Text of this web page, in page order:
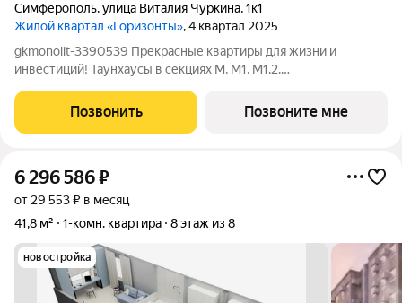
Симферополь,улица Виталия Чуркина,1к1
Жилой квартал «Горизонты», 4 квартал 2025
gkmonolit-3390539 Прекрасные квартиры для жизни и
инвестиций! Таунхаусы в секциях М, М1, М1.2.
станут BBQ-зона и отдельный вход. Квартир в комплексе 296
Высота потолков 2,85 Добавляйте объявление в
Позвонить Позвоните мне
6 296 586₽
от 29 553 ₽ в месяц
41,8 м²
1-комн. квартира 8 этаж из 8
новостройка